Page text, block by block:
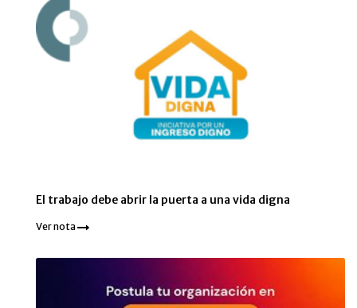
El trabajo debe abrir la puerta a una vida digna
Ver nota